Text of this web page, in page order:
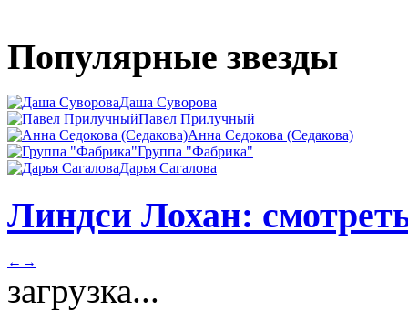
Популярные звезды
Даша Суворова
Павел Прилучный
Анна Седокова (Седакова)
Группа "Фабрика"
Дарья Сагалова
Линдси Лохан:
← →
загрузка...